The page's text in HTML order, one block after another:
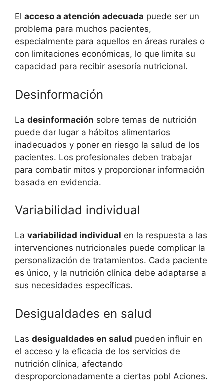
El acceso a atención adecuada puede ser un
problema para muchos pacientes,
especialmente para aquellos en áreas rurales o
con limitaciones económicas, lo que limita su
capacidad para recibir asesoría nutricional.
Desinformación
La desinformación sobre temas de nutrición
puede dar lugar a hábitos alimentarios
inadecuados y poner en riesgo la salud de los
pacientes. Los profesionales deben trabajar
para combatir mitos y proporcionar información
basada en evidencia.
Variabilidad individual
La variabilidad individual en la respuesta a las
intervenciones nutricionales puede complicar la
personalización de tratamientos. Cada paciente
es único, y la nutrición clínica debe adaptarse a
sus necesidades específicas.
Desigualdades en salud
Las desigualdades en salud pueden influir en
el acceso y la eficacia de los servicios de
nutrición clínica, afectando
desproporcionadamente a ciertas pobl Aciones.